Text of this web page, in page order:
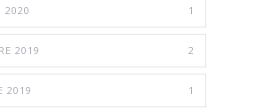
2020 1
2019 2
2019 1